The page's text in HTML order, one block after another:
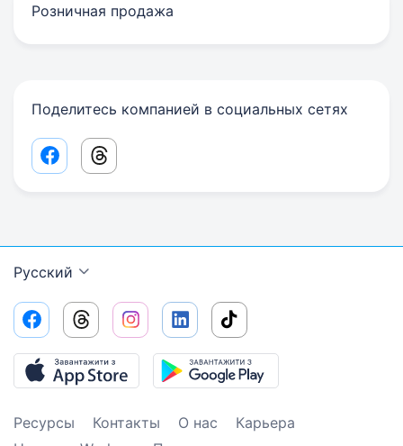
Розничная продажа
Поделитесь компанией в социальных сетях
Facebook share link
Threads share link
Русский
Ресурсы Контакты О нас
Карьера